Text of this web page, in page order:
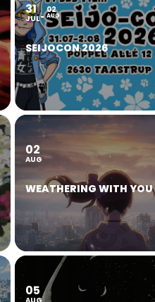
31
JUL
02
AUG
SEIJOCON 2026
02
AUG
WEATHERING WITH YOU
05